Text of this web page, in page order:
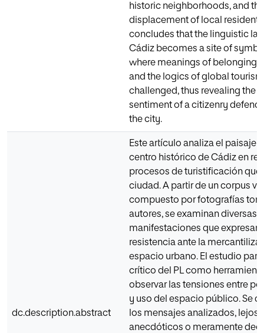
historic neighborhoods, and the
displacement of local
concludes that the linguistic
Cádiz becomes a site of
where meanings of belonging
and the logics of global
challenged, thus revealing the
sentiment of a citizenry
the city.
dc.description.abstract
Este artículo analiza el paisaje
centro histórico de Cádiz en
procesos de turistificación que
ciudad. A partir de un corpus
compuesto por fotografías
autores, se examinan diversas
manifestaciones que expresan
resistencia ante la
espacio urbano. El estudio
crítico del PL como
observar las tensiones entre
y uso del espacio público. Se
los mensajes analizados, lejos
anecdóticos o meramente